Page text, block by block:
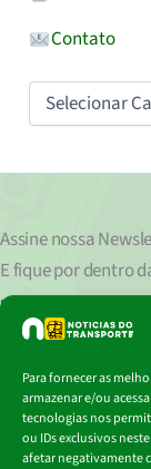
Para fornecer as
armazenar e/ou
tecnologias nos
ou IDs exclusivos
afetar negativamente
Contato
Assine nossa
E fique por dentro
Seu endereço de e-mail
clicando aqui.
Digite
mail…